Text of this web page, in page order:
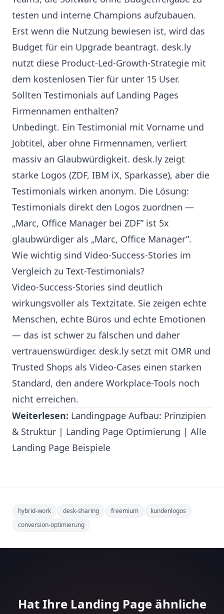
testen und interne Champions aufzubauen.
Erst wenn die Nutzung bewiesen ist, wird das
Budget für ein Upgrade beantragt. desk.ly
nutzt diese Product-Led-Growth-Strategie mit
dem kostenlosen Tier für unter 15 User.
Sollten Testimonials auf Landing Pages
Firmennamen enthalten?
Unbedingt. Ein Testimonial mit Vorname und
Jobtitel, aber ohne Firmennamen, verliert
massiv an Glaubwürdigkeit. desk.ly zeigt
starke Logos (ZDF, IBM iX, Sparkasse), aber die
Testimonials wirken anonym. Die Lösung:
Testimonials direkt den Logos zuordnen —
„Marc, Office Manager bei ZDF” ist 5x
glaubwürdiger als „Marc, Office Manager”.
Wie wichtig sind Video-Success-Stories im
Vergleich zu Text-Testimonials?
Video-Success-Stories sind deutlich
wirkungsvoller als Textzitate. Sie zeigen echte
Menschen, echte Büros und echte Emotionen
— das ist schwer zu fälschen und daher
vertrauenswürdiger. desk.ly setzt mit OMR und
Trusted Shops als Video-Cases einen starken
Standard, den andere Workplace-Tools noch
nicht erreichen.
Weiterlesen: Landingpage Aufbau: Prinzipien
& Struktur | Landing Page Optimierung | Alle
Landing Page Beispiele
hybrid-work desk-sharing freemium
kundenlogos
conversion-optimierung
Hat Ihre Landing Page ähnliche